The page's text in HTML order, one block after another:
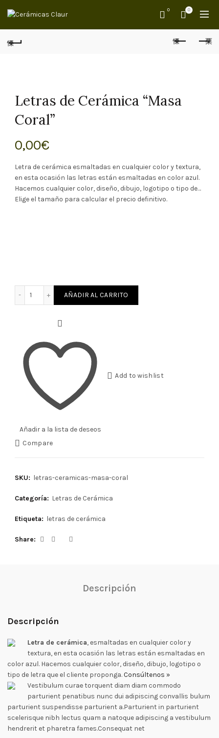
0 0
Letras de Cerámica “Masa
Coral”
0,00€
Letra de cerámica esmaltadas en cualquier color y textura,
en esta ocasión las letras están esmaltadas en color azul.
Hacemos cualquier color, diseño, dibujo, logotipo o tipo de…
Elige el tamaño para calcular el precio definitivo.
"Masa Coral" cantidad
AÑADIR AL CARRITO
Añadir a la lista de deseos
Add to wishlist
Compare
SKU: letras-ceramicas-masa-coral
Categoría: Letras de Cerámica
Etiqueta: letras de cerámica
Share
Descripción
Descripción
Letra de cerámica, esmaltadas en cualquier color y
textura, en esta ocasión las letras están esmaltadas en
color azul. Hacemos cualquier color, diseño, dibujo, logotipo o
tipo de letra que el cliente proponga.Consúltenos »
Vestibulum curae torquent diam diam commodo
parturient penatibus nunc dui adipiscing convallis bulum
parturient suspendisse parturient a.Parturient in parturient
scelerisque nibh lectus quam a natoque adipiscing a vestibulum
hendrerit et pharetra fames.Consequat net